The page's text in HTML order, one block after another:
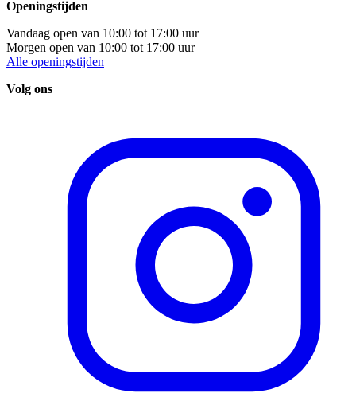
Openingstijden
Vandaag open van 10:00 tot 17:00 uur
Morgen open van 10:00 tot 17:00 uur
Alle openingstijden
Volg ons